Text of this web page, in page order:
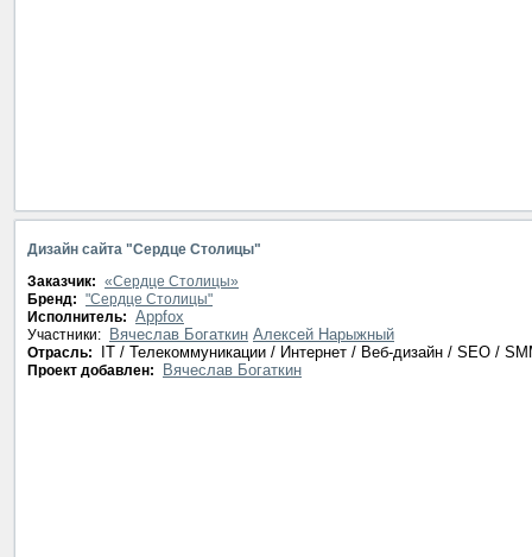
Дизайн сайта "Сердце Столицы"
Заказчик: «Сердце Столицы»
Бренд: "Сердце Столицы"
Исполнитель: Appfox
Участники: Вячеслав Богаткин Алексей Нарыжный
Отрасль: IT / Телекоммуникации / Интернет / Веб-дизайн / SEO /
Проект добавлен: Вячеслав Богаткин